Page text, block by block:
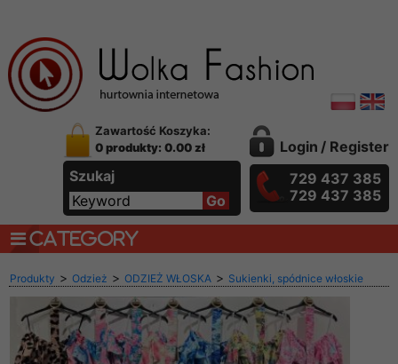
Zawartość Koszyka:
0 produkty: 0.00 zł
Szukaj
Login / Register
729 437 385
729 437 385
CATEGORY
Produkty > Odzież > ODZIEŻ WŁOSKA > Sukienki, spódnice włoskie